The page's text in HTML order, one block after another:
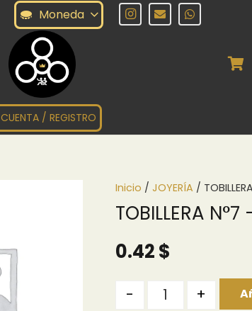
Moneda
CUENTA / REGISTRO
Inicio / JOYERÍA /
TOBILLERA N°7
0.42$
- +